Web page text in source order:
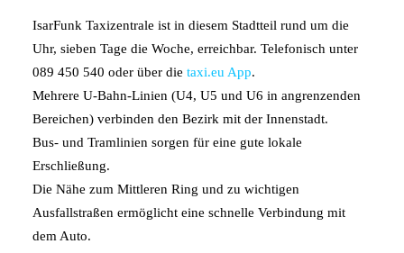
IsarFunk Taxizentrale ist in diesem Stadtteil rund um die
Uhr, sieben Tage die Woche, erreichbar. Telefonisch unter
089 450 540 oder über die taxi.eu App.
Mehrere U-Bahn-Linien (U4, U5 und U6 in angrenzenden
Bereichen) verbinden den Bezirk mit der Innenstadt.
Bus- und Tramlinien sorgen für eine gute lokale
Erschließung.
Die Nähe zum Mittleren Ring und zu wichtigen
Ausfallstraßen ermöglicht eine schnelle Verbindung mit
dem Auto.